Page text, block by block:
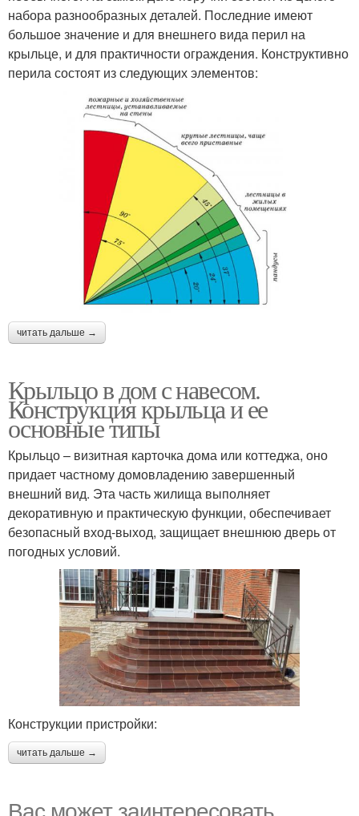
набора разнообразных деталей. Последние имеют
большое значение и для внешнего вида перил на
крыльце, и для практичности ограждения. Конструктивно
перила состоят из следующих элементов:
читать дальше →
Крыльцо в дом с навесом.
Конструкция крыльца и ее
основные типы
Крыльцо – визитная карточка дома или коттеджа, оно
придает частному домовладению завершенный
внешний вид. Эта часть жилища выполняет
декоративную и практическую функции, обеспечивает
безопасный вход-выход, защищает внешнюю дверь от
погодных условий.
Конструкции пристройки:
читать дальше →